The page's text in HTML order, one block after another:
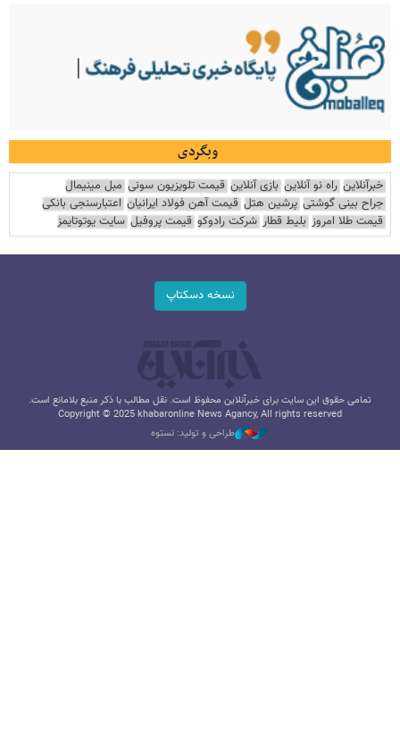
وبگردی
خبرآنلاین راه نو آنلاین بازی آنلاین قیمت تلویزیون سونی مبل مینیمال
جراح بینی گوشتی پرشین هتل قیمت آهن فولاد ایرانیان اعتبارسنجی بانکی
قیمت طلا امروز بلیط قطار شرکت رادوکو قیمت پروفیل سایت یوتوتایمز
نسخه دسکتاپ
تمامی حقوق این سایت برای خبرآنلاین محفوظ است. نقل مطالب با ذکر منبع بلامانع است.
Copyright © 2025 khabaronline News Agancy, All rights reserved
طراحی و تولید: نستوه